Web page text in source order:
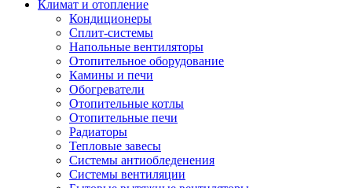
Климат и отопление
Кондиционеры
Сплит-системы
Напольные вентиляторы
Отопительное оборудование
Камины и печи
Обогреватели
Отопительные котлы
Отопительные печи
Радиаторы
Тепловые завесы
Системы антиобледенения
Системы вентиляции